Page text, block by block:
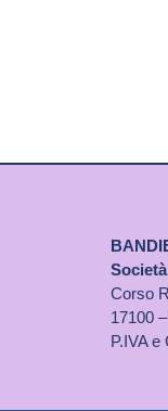
Corso
17100
P.IVA e